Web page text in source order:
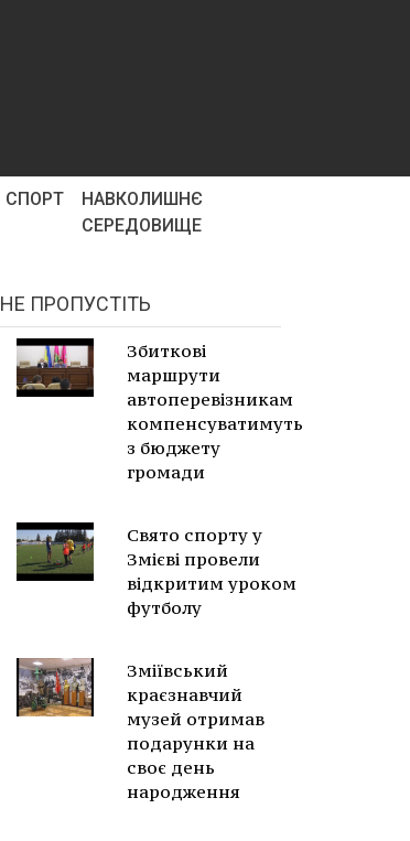
СПОРТ
НАВКОЛИШНЄ
СЕРЕДОВИЩЕ
НЕ ПРОПУСТІТЬ
Збиткові
маршрути
автоперевізникам
компенсуватимуть
з бюджету
громади
Свято спорту у
Змієві провели
відкритим уроком
футболу
Зміївський
краєзнавчий
музей отримав
подарунки на
своє день
народження